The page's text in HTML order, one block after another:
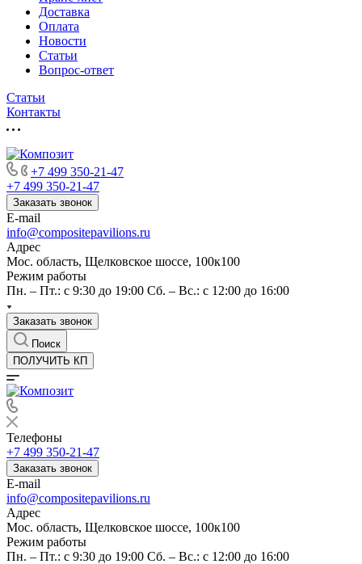
Доставка
Оплата
Новости
Статьи
Вопрос-ответ
Статьи
Контакты
+7 499 350-21-47
+7 499 350-21-47
Заказать звонок
E-mail
info@compositepavilions.ru
Адрес
Мос. область, Щелковское шоссе, 100к100
Режим работы
Пн. – Пт.: с 9:30 до 19:00 Сб. – Вс.: с 12:00 до 16:00
Заказать звонок
Поиск
ПОЛУЧИТЬ КП
Телефоны
+7 499 350-21-47
Заказать звонок
E-mail
info@compositepavilions.ru
Адрес
Мос. область, Щелковское шоссе, 100к100
Режим работы
Пн. – Пт.: с 9:30 до 19:00 Сб. – Вс.: с 12:00 до 16:00